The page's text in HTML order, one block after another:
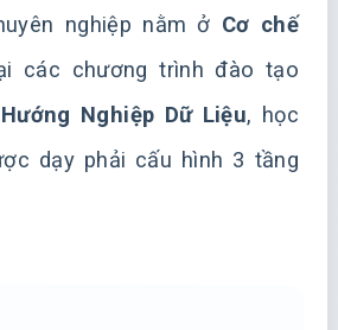
nghiệp nằm ở Cơ chế
các chương trình đào tạo
Hướng Nghiệp Dữ Liệu, học
dạy phải cấu hình 3 tầng